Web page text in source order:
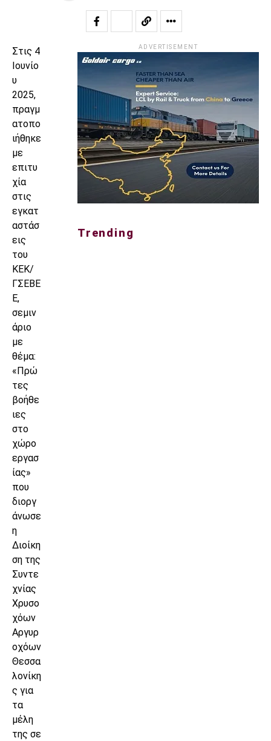
Στις 4
Ιουνίο
υ
2025,
πραγμ
ατοπο
ιήθηκε
με
επιτυ
χία
στις
εγκατ
αστάσ
εις
του
ΚΕΚ/
ΓΣΕΒΕ
Ε,
σεμιν
άριο
με
θέμα:
«Πρώ
τες
βοήθε
ιες
στο
χώρο
εργασ
ίας»
που
διοργ
άνωσε
η
Διοίκη
ση της
Συντε
χνίας
Χρυσο
χόων
Αργυρ
οχόων
Θεσσα
λονίκη
ς για
τα
μέλη
της σε
ADVERTISEMENT
Trending